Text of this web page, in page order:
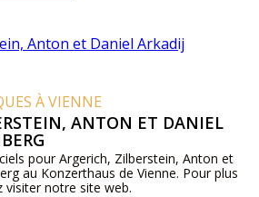
À VIENNE
ANTON ET DANIEL
pour Argerich, Zilberstein, Anton et
au Konzerthaus de Vienne. Pour plus
visiter notre site web.